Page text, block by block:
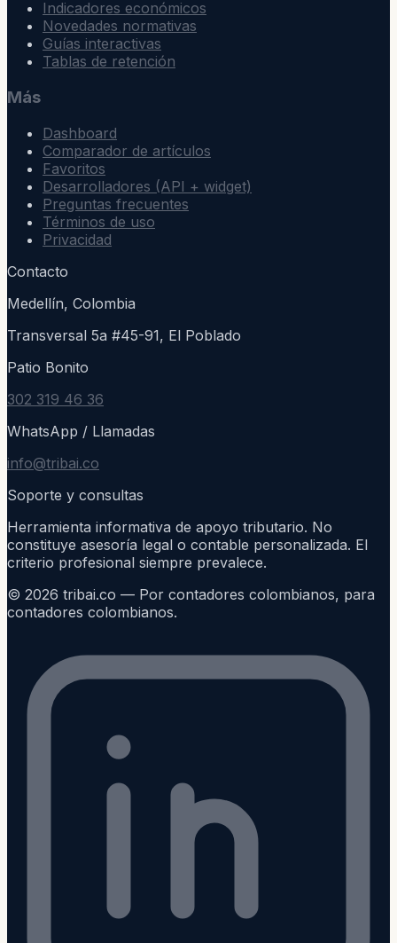
Indicadores económicos
Novedades normativas
Guías interactivas
Tablas de retención
Más
Dashboard
Comparador de artículos
Favoritos
Desarrolladores (API + widget)
Preguntas frecuentes
Términos de uso
Privacidad
Contacto
Medellín, Colombia
Transversal 5a #45-91, El Poblado
Patio Bonito
302 319 46 36
WhatsApp / Llamadas
info@tribai.co
Soporte y consultas
Herramienta informativa de apoyo tributario. No
constituye asesoría legal o contable personalizada. El
criterio profesional siempre prevalece.
© 2026 tribai.co — Por contadores colombianos, para
contadores colombianos.